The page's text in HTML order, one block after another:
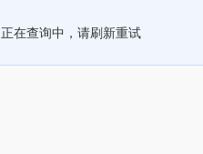
正在查询中，请刷新重试